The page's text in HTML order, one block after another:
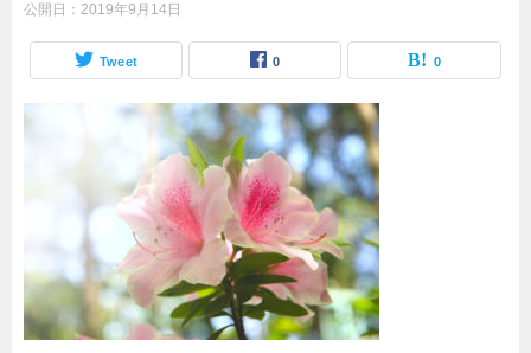
公開日： 2019年9月14日
Tweet 0 0